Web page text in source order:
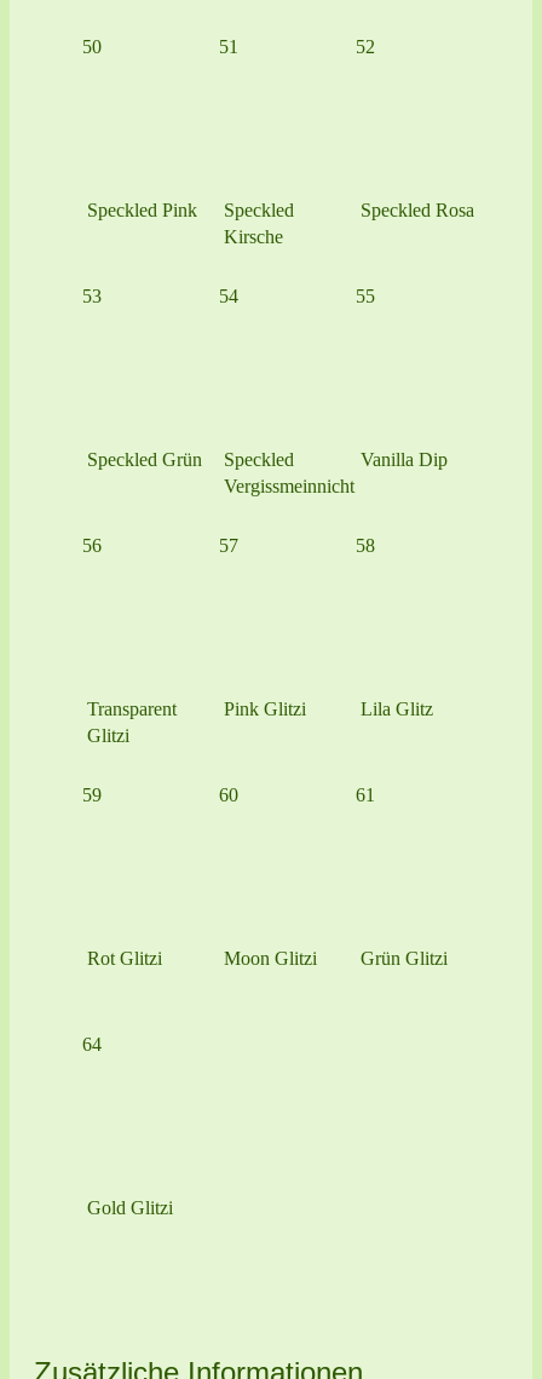
50
Speckled Pink
51
Speckled
Kirsche
52
Speckled Rosa
53
Speckled Grün
54
Speckled
Vergissmeinnicht
55
Vanilla Dip
56
Transparent
Glitzi
57
Pink Glitzi
58
Lila Glitz
59
Rot Glitzi
60
Moon Glitzi
61
Grün Glitzi
64
Gold Glitzi